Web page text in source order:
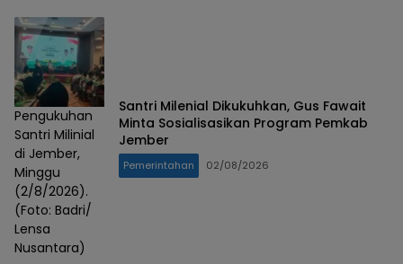
Pengukuhan
Santri Milinial
di Jember,
Minggu
(2/8/2026).
(Foto: Badri/
Lensa
Nusantara)
Santri Milenial Dikukuhkan, Gus Fawait
Minta Sosialisasikan Program Pemkab
Jember
Pemerintahan 02/08/2026